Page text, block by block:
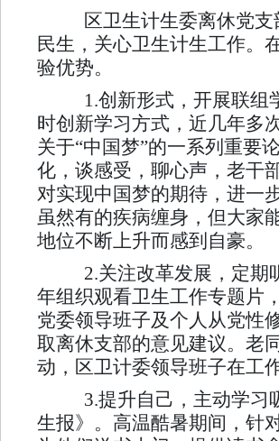
区卫生计生委离休党支
民生，关心卫生计生工作。
验优势。
1.创新形式，开展联组
时创新学习方式，近几年多
关于“中国梦”的一系列重要
化，谈感受，聊心声，老干
对实现中国梦的期待，进一
虽然有的疾病缠身，但大家
地位不断上升而感到自豪。
2.关注改革发展，定期
年组织观看卫生工作专题片
党委领导班子及个人从党性
取离休支部的意见建议。老
动，区卫计委领导班子在工
3.提升自己，主动学习
生报》。高温酷暑期间，针